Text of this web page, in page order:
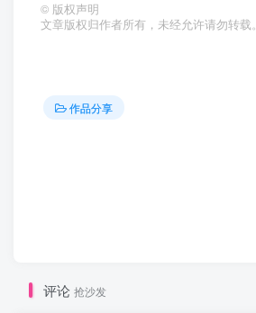
© 版权声明
文章版权归作者所有，未经允许请勿转载。
作品分享
评论 抢沙发